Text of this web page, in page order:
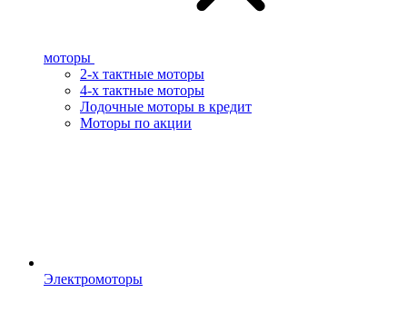
моторы
2-х тактные моторы
4-х тактные моторы
Лодочные моторы в кредит
Моторы по акции
Электромоторы